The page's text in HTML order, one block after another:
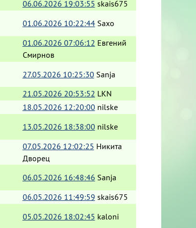
06.06.2026 19:03:55 skais675
01.06.2026 10:22:44 Saxo
01.06.2026 07:06:12 Евгений
Смирнов
27.05.2026 10:25:30 Sanja
21.05.2026 20:53:52 LKN
18.05.2026 12:20:00 nilske
13.05.2026 18:38:00 nilske
07.05.2026 12:02:25 Никита
Дворец
06.05.2026 16:48:46 Sanja
06.05.2026 11:49:59 skais675
05.05.2026 18:02:45 kaloni